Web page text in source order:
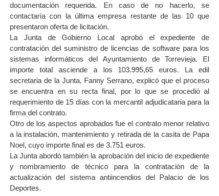
documentación requerida. En caso de no hacerlo, se
contactaría con la última empresa restante de las 10 que
presentaron oferta de licitación.
La Junta de Gobierno Local aprobó el expediente de
contratación del suministro de licencias de software para los
sistemas informáticos del Ayuntamiento de Torrevieja. El
importe total asciende a los 103.995,65 euros. La edil
secretaria de la Junta, Fanny Serrano, explicó que el proceso
se encuentra en su recta final, por lo que se procedió al
requerimiento de 15 días con la mercantil adjudicataria para la
firma del contrato.
Otro de los aspectos aprobados fue el contrato menor relativo
a la instalación, mantenimiento y retirada de la casita de Papa
Noel, cuyo importe final es de 3.751 euros.
La Junta abordó también la aprobación del inicio de expediente
y nombramiento de técnico para la contratación de la
actualización del sistema antiincendios del Palacio de los
Deportes.